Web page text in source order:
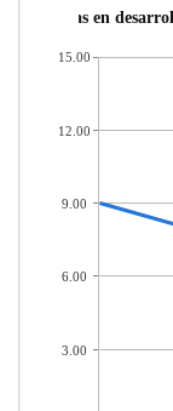
15.00
12.00
9.00
6.00
3.00